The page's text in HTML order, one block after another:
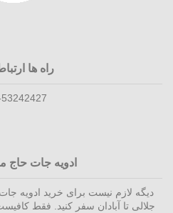
راه ها
ادویه جات حاج
دیگه لازم نیست برای خرید ادویه
جلالی تا آبادان سفر کنید. فقط